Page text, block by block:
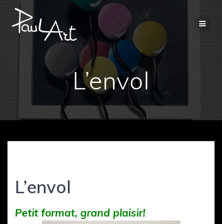
Passer
contenu
L’envol
L’envol
Petit format, grand plaisir!